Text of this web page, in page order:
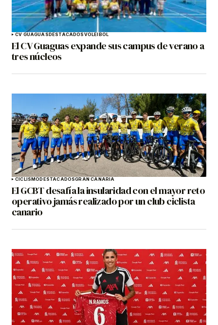
CV GUAGUASDESTACADOSVOLEIBOL
El CV Guaguas expande sus campus de verano a
tres núcleos
CICLISMODESTACADOSGRAN CANARIA
El GCBT desafía la insularidad con el mayor reto
operativo jamás realizado por un club ciclista
canario